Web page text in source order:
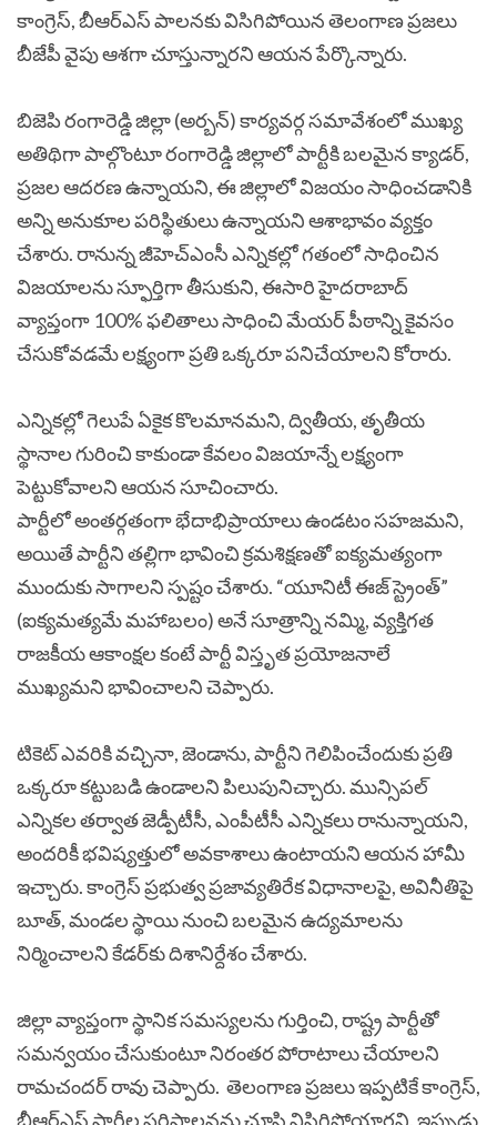
కాంగ్రెస్, బీఆర్ఎస్ పాలనకు విసిగిపోయిన తెలంగాణ ప్రజలు
బీజేపీ వైపు ఆశగా చూస్తున్నారని ఆయన పేర్కొన్నారు.
బిజెపి రంగారెడ్డి జిల్లా (అర్బన్) కార్యవర్గ సమావేశంలో ముఖ్య
అతిథిగా పాల్గొంటూరంగారెడ్డి జిల్లాలో పార్టీకి బలమైన క్యాడర్,
ప్రజల ఆదరణ ఉన్నాయని, ఈ జిల్లాలో విజయం సాధించడానికి
అన్ని అనుకూల పరిస్థితులు ఉన్నాయని ఆశాభావం వ్యక్తం
చేశారు. రానున్న జీహెచ్ఎంసీ ఎన్నికల్లో గతంలో సాధించిన
విజయాలను స్ఫూర్తిగా తీసుకుని, ఈసారి హైదరాబాద్
వ్యాప్తంగా 100% ఫలితాలు సాధించి మేయర్ పీఠాన్ని కైవసం
చేసుకోవడమే లక్ష్యంగా ప్రతి ఒక్కరూ పనిచేయాలని కోరారు.
ఎన్నికల్లో గెలుపే ఏకైక కొలమానమని, ద్వితీయ, తృతీయ
స్థానాల గురించి కాకుండా కేవలం విజయాన్నే లక్ష్యంగా
పెట్టుకోవాలని ఆయన సూచించారు.
పార్టీలో అంతర్గతంగా భేదాభిప్రాయాలు ఉండటం సహజమని,
అయితే పార్టీని తల్లిగా భావించి క్రమశిక్షణతో ఐక్యమత్యంగా
ముందుకు సాగాలని స్పష్టం చేశారు. “యూనిటీ ఈజ్ స్ట్రెంత్”
(ఐక్యమత్యమే మహాబలం) అనే సూత్రాన్ని నమ్మి, వ్యక్తిగత
రాజకీయ ఆకాంక్షల కంటే పార్టీ విస్తృత ప్రయోజనాలే
ముఖ్యమని భావించాలని చెప్పారు.
టికెట్ ఎవరికి వచ్చినా, జెండాను, పార్టీని గెలిపించేందుకు ప్రతి
ఒక్కరూ కట్టుబడి ఉండాలని పిలుపునిచ్చారు. మున్సిపల్
ఎన్నికల తర్వాత జెడ్పీటీసీ, ఎంపీటీసీ ఎన్నికలు రానున్నాయని,
అందరికీ భవిష్యత్తులో అవకాశాలు ఉంటాయని ఆయన హామీ
ఇచ్చారు. కాంగ్రెస్ ప్రభుత్వ ప్రజావ్యతిరేక విధానాలపై, అవినీతిపై
బూత్, మండల స్థాయి నుంచి బలమైన ఉద్యమాలను
నిర్మించాలని కేడర్‌కు దిశానిర్దేశం చేశారు.
జిల్లా వ్యాప్తంగా స్థానిక సమస్యలను గుర్తించి, రాష్ట్ర పార్టీతో
సమన్వయం చేసుకుంటూ నిరంతర పోరాటాలు చేయాలని
రామచందర్ రావు చెప్పారు. తెలంగాణ ప్రజలు ఇప్పటికే కాంగ్రెస్,
బీఆర్‌ఎస్ పార్టీల పరిపాలనను చూసి విసిగిపోయారని, ఇప్పుడు